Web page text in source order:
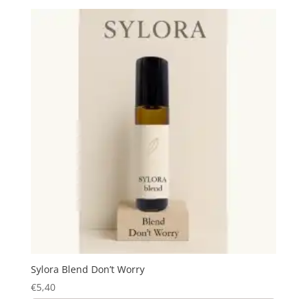
Sylora Blend Don’t Worry
€5,40